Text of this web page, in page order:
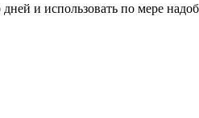
и использовать по мере